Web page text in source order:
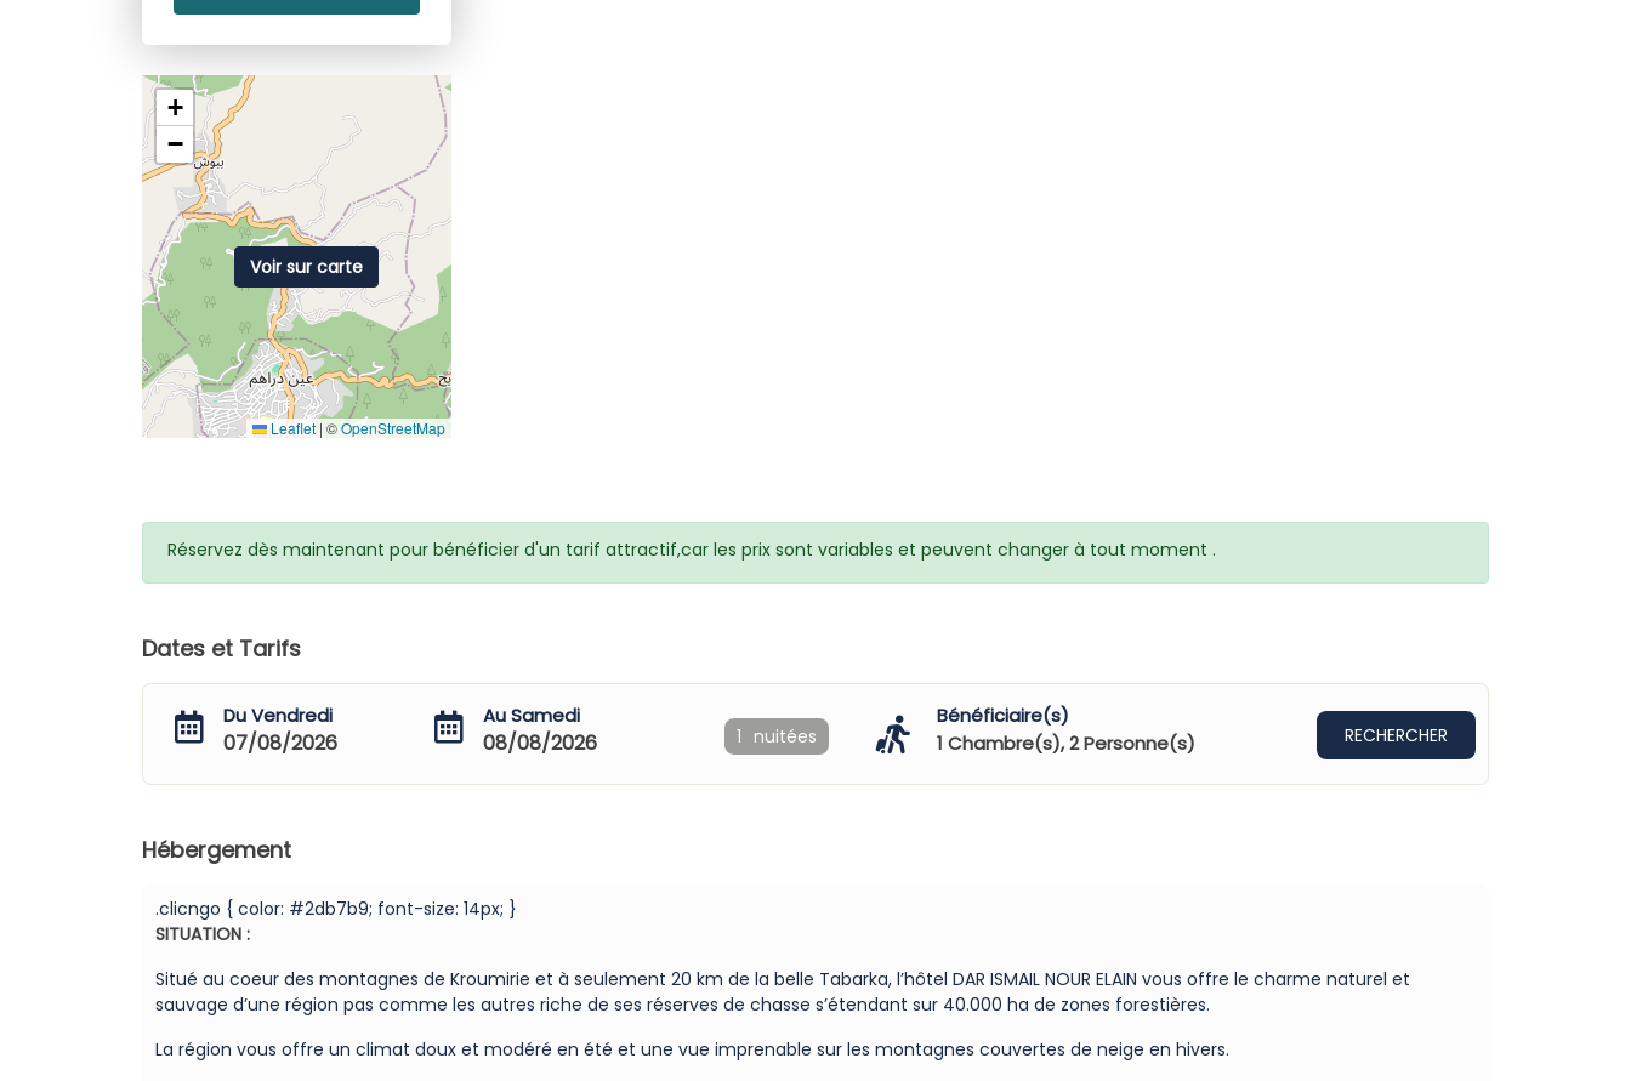
+
−
Leaflet | ©OpenStreetMap
Voir sur carte
Réservez dès maintenant pour bénéficier d'un tarif attractif,car les prix sont variables et peuvent changer à tout moment .
Dates et Tarifs
Du Vendredi
07/08/2026
Au Samedi
08/08/2026 1 nuitées
Bénéficiaire(s)
1 Chambre(s),2Personne(s) RECHERCHER
Hébergement
.clicngo { color: #2db7b9; font-size: 14px; }
SITUATION :
Situé au coeur des montagnes de Kroumirie et à seulement 20 km de la belle Tabarka, l’hôtel DAR ISMAIL NOUR ELAIN vous offre le charme naturel et
sauvage d’une région pas comme les autres riche de ses réserves de chasse s’étendant sur 40.000 ha de zones forestières.
La région vous offre un climat doux et modéré en été et une vue imprenable sur les montagnes couvertes de neige en hivers.